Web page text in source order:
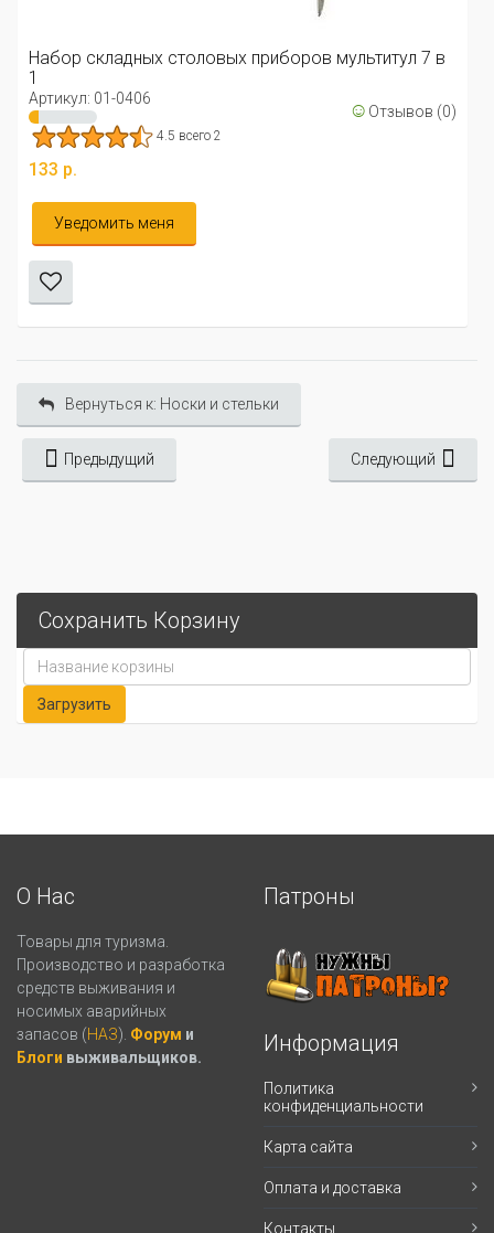
Набор складных столовых приборов мультитул 7 в
Артикул: 01-0406 ☺Отзывов (0)
4.5 всего 2
133 р.
Уведомить меня
Вернуться к: Носки и стельки
Предыдущий Следующий
Сохранить Корзину
О Нас
Товары для туризма.
Производство и разработка
средств выживания и
носимых аварийных
запасов (НАЗ). Форум и
Блоги выживальщиков.
Патроны
Информация
Политика
конфиденциальности
Карта сайта
Оплата и доставка
Контакты